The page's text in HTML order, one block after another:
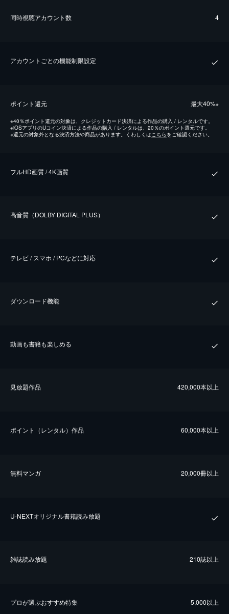
同時視聴アカウント数 4
アカウントごとの機能制限設定
ポイント還元 最⼤40%※
※40％ポイント還元の対象は、クレジットカード決済による作品の購入 / レンタルです。
※iOSアプリのUコイン決済による作品の購入 / レンタルは、20％のポイント還元です。
※還元の対象外となる決済方法や商品があります。くわしくはこちらをご確認ください。
フルHD画質 / 4K画質
⾼⾳質（DOLBY DIGITAL PLUS）
テレビ / スマホ / PCなどに対応
ダウンロード機能
動画も書籍も楽しめる
⾒放題作品 420,000本以上
ポイント（レンタル）作品 60,000本以上
無料マンガ 20,000冊以上
U-NEXTオリジナル書籍読み放題
雑誌読み放題 210誌以上
プロが選ぶおすすめ特集 5,000以上